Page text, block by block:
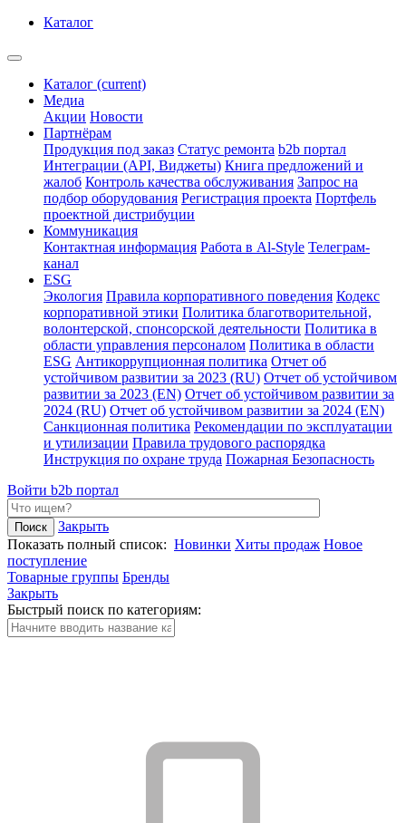
Каталог
Каталог (current)
Медиа
Акции Новости
Партнёрам
Продукция под заказ Статус ремонта b2b портал
Интеграции (API, Виджеты) Книга предложений и
жалоб Контроль качества обслуживания Запрос на
подбор оборудования Регистрация проекта Портфель
проектной дистрибуции
Коммуникация
Контактная информация Работа в Al-Style Телеграм-
канал
ESG
Экология Правила корпоративного поведения Кодекс
корпоративной этики Политика благотворительной,
волонтерской, спонсорской деятельности Политика в
области управления персоналом Политика в области
ESG Антикоррупционная политика Отчет об
устойчивом развитии за 2023 (RU) Отчет об устойчивом
развитии за 2023 (EN) Отчет об устойчивом развитии за
2024 (RU) Отчет об устойчивом развитии за 2024 (EN)
Санкционная политика Рекомендации по эксплуатации
и утилизации Правила трудового распорядка
Инструкция по охране труда Пожарная Безопасность
Войти b2b портал
Закрыть
Показать полный список: Новинки Хиты продаж Новое
поступление
Товарные группы Бренды
Закрыть
Быстрый поиск по категориям: